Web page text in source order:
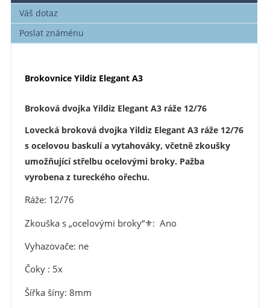
Váš dotaz
Poslat známénu
Brokovnice Yildiz Elegant A3
Broková dvojka Yildiz Elegant A3 ráže 12/76
Lovecká broková dvojka Yildiz Elegant A3 ráže 12/76
s ocelovou baskulí a vytahováky, včetně zkoušky
umožňující střelbu ocelovými broky. Pažba
vyrobena z tureckého ořechu.
Ráže: 12/76
Zkouška s „ocelovými broky“⚜︎: Ano
Vyhazovače: ne
Čoky : 5x
Šířka šíny: 8mm